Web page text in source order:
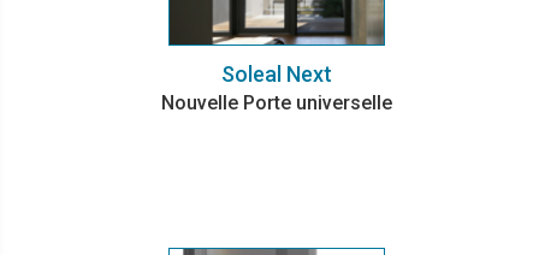
Soleal Next
Nouvelle Porte universelle